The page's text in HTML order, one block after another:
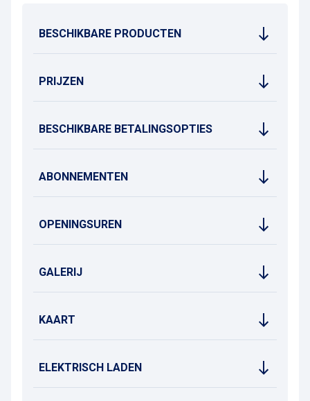
BESCHIKBARE PRODUCTEN
PRIJZEN
BESCHIKBARE BETALINGSOPTIES
ABONNEMENTEN
OPENINGSUREN
GALERIJ
KAART
ELEKTRISCH LADEN